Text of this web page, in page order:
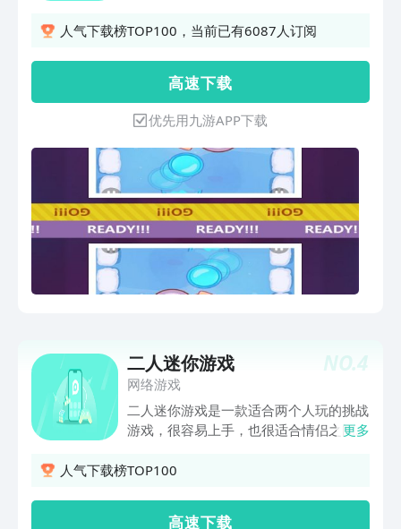
体验这款趣味十足的双人小游戏吧！
人气下载榜TOP100，当前已有6087人订阅
高 速 下 载
优先用九游APP下载
NO.4
二人迷你游戏
网络游戏
二人迷你游戏是一款适合两个人玩的挑战
游戏，很容易上手，也很适合情侣之间打
乓，旋转陀螺，台球，桌上冰球，贪吃
更多
人气下载榜TOP100
高 速 下 载